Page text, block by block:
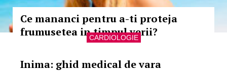
Ce mananci pentru a-ti proteja
frumusetea in timpul verii?
CARDIOLOGIE
Inima: ghid medical de vara